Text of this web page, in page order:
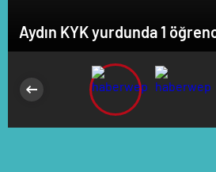
Aydın KYK yurdunda 1